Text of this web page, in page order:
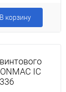
В корзину
IC